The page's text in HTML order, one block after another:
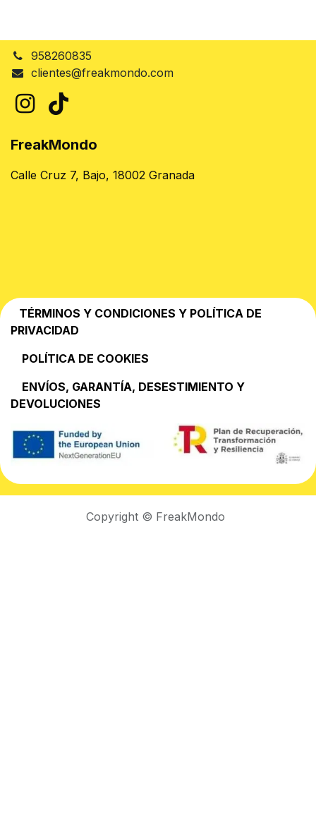
958260835
clientes@freakmondo.com
FreakMondo
Calle Cruz 7, Bajo, 18002 Granada
TÉRMINOS Y CONDICIONES Y POLÍTICA DE
PRIVACIDAD
POLÍTICA DE COOKIES
EN​VÍOS, GARANTÍA, DESESTIMIENTO Y
DEVOLUCIONES
Copyright © FreakMondo